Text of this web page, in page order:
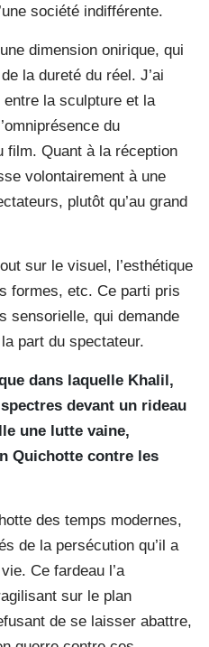
société indifférente.
dimension onirique, qui
la dureté du réel. J’ai
la sculpture et la
du
film. Quant à la réception
volontairement à une
plutôt qu’au grand
sur le visuel, l’esthétique
formes, etc. Ce parti pris
sensorielle, qui demande
part du spectateur.
dans laquelle Khalil,
devant un rideau
une lutte vaine,
Quichotte contre les
des temps modernes,
de la persécution qu’il a
Ce fardeau l’a
sur le plan
de se laisser abattre,